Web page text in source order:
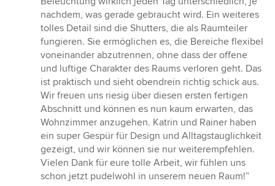
nachdem, was gerade gebraucht wird. Ein weiteres
tolles Detail sind die Shutters, die als Raumteiler
fungieren. Sie ermöglichen es, die Bereiche flexibel
voneinander abzutrennen, ohne dass der offene
und luftige Charakter des Raums verloren geht. Das
ist praktisch und sieht obendrein richtig schick aus.
Wir freuen uns riesig über diesen ersten fertigen
Abschnitt und können es nun kaum erwarten, das
Wohnzimmer anzugehen. Katrin und Rainer haben
ein super Gespür für Design und Alltagstauglichkeit
gezeigt, und wir können sie nur weiterempfehlen.
Vielen Dank für eure tolle Arbeit, wir fühlen uns
schon jetzt pudelwohl in unserem neuen Raum!”